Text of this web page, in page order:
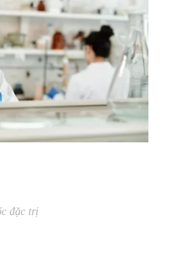
đặc trị